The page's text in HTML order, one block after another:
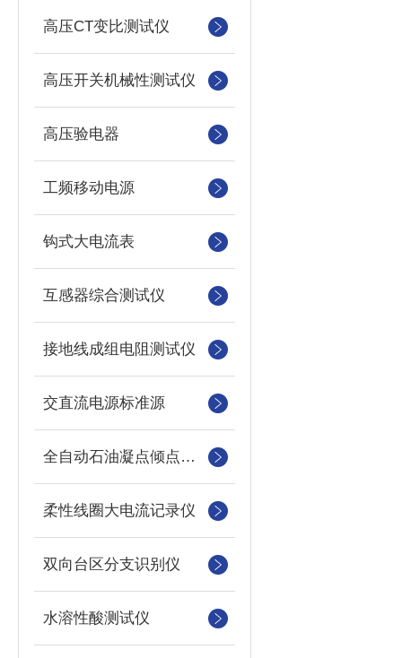
高压CT变比测试仪
高压开关机械性测试仪
高压验电器
工频移动电源
钩式大电流表
互感器综合测试仪
接地线成组电阻测试仪
交直流电源标准源
全自动石油凝点倾点测定仪
柔性线圈大电流记录仪
双向台区分支识别仪
水溶性酸测试仪